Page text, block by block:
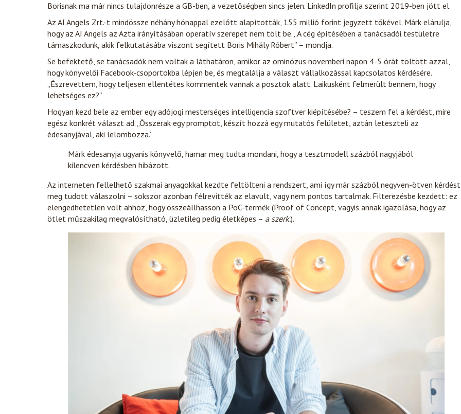
Borisnak ma már nincs tulajdonrésze a GB-ben, a vezetőségben sincs jelen. LinkedIn profilja szerint 2019-ben jött el.
Az AI Angels Zrt.-t mindössze néhány hónappal ezelőtt alapították, 155 millió forint jegyzett tőkével. Márk elárulja,
hogy az AI Angels az Azta irányításában operatív szerepet nem tölt be. „A cég építésében a tanácsadói testületre
támaszkodunk, akik felkutatásába viszont segített Boris Mihály Róbert” – mondja.
Se befektető, se tanácsadók nem voltak a láthatáron, amikor az ominózus novemberi napon 4-5 órát töltött azzal,
hogy könyvelői Facebook-csoportokba lépjen be, és megtalálja a választ vállalkozással kapcsolatos kérdésére.
„Észrevettem, hogy teljesen ellentétes kommentek vannak a posztok alatt. Laikusként felmerült bennem, hogy
lehetséges ez?”
Hogyan kezd bele az ember egy adójogi mesterséges intelligencia szoftver kiépítésébe? – teszem fel a kérdést, mire
egész konkrét választ ad. „Összerak egy promptot, készít hozzá egy mutatós felületet, aztán leteszteli az
édesanyjával, aki lelombozza.”
Márk édesanyja ugyanis könyvelő, hamar meg tudta mondani, hogy a tesztmodell százból nagyjából
kilencven kérdésben hibázott.
Az interneten fellelhető szakmai anyagokkal kezdte feltölteni a rendszert, ami így már százból negyven-ötven kérdést
meg tudott válaszolni – sokszor azonban félrevitték az elavult, vagy nem pontos tartalmak. Filterezésbe kezdett: ez
elengedhetetlen volt ahhoz, hogy összeállhasson a PoC-termék (Proof of Concept, vagyis annak igazolása, hogy az
ötlet műszakilag megvalósítható, üzletileg pedig életképes – a szerk.).